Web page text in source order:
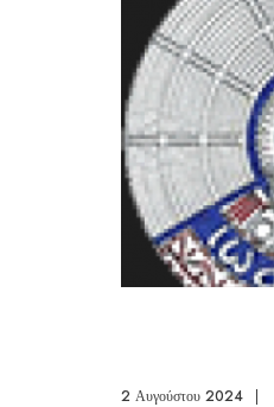
2 Αυγούστου 2024 |